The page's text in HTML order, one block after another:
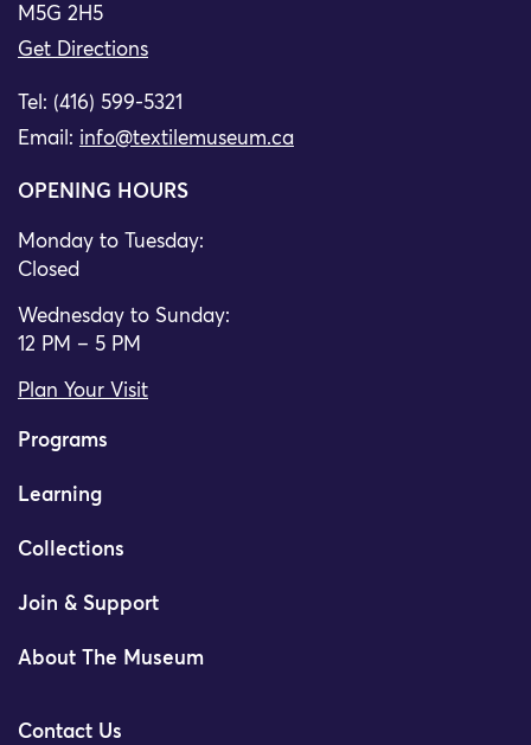
M5G 2H5
Get Directions
Tel: (416) 599-5321
Email: info@textilemuseum.ca
OPENING HOURS
Monday to Tuesday:
Closed
Wednesday to Sunday:
12 PM – 5 PM
Plan Your Visit
Programs
Learning
Collections
Join & Support
About The Museum
Contact Us